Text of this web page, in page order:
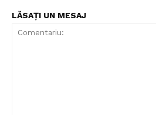
LĂSAȚI UN MESAJ